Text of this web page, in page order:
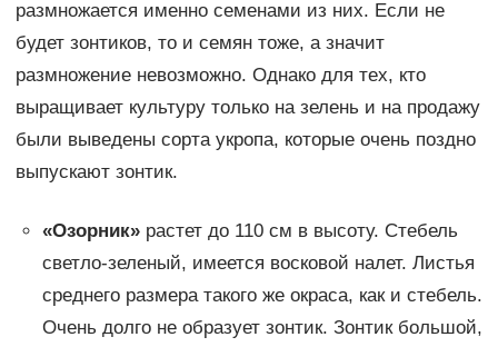
размножается именно семенами из них. Если не
будет зонтиков, то и семян тоже, а значит
размножение невозможно. Однако для тех, кто
выращивает культуру только на зелень и на продажу
были выведены сорта укропа, которые очень поздно
выпускают зонтик.
«Озорник»растет до 110 см в высоту. Стебель
светло-зеленый, имеется восковой налет. Листья
среднего размера такого же окраса, как и стебель.
Очень долго не образует зонтик. Зонтик большой,